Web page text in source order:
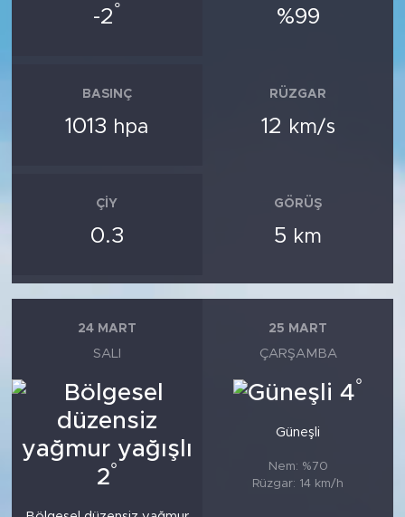
-2° %99
BASINÇ
1013 hpa
RÜZGAR
12 km/s
ÇIY
0.3
GÖRÜŞ
5 km
24 MART
SALI
2°
25 MART
ÇARŞAMBA
4°
Güneşli
Nem: %70
Rüzgar: 14 km/h